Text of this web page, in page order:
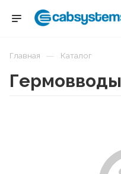
Главная — Каталог
Гермовводы